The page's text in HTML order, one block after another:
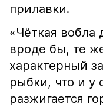
прилавки.
«Чёткая вобла
вроде бы, те
характерный
рыбки, что и у
разжигается